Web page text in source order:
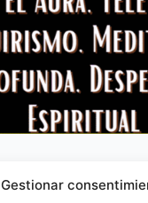
Gestionar
Aviso Legal